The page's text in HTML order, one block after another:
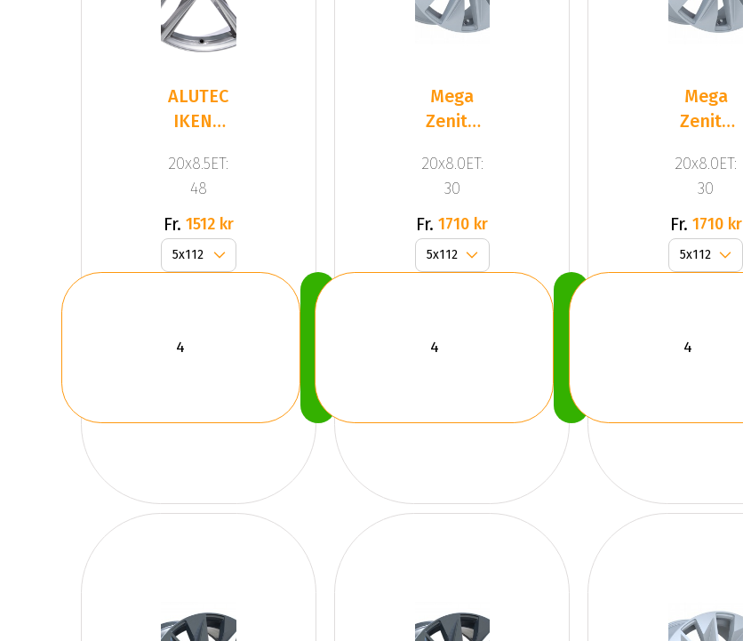
ALUTEC
IKENU
Gray
20x8.5ET:
48
Fr. 1512 kr
Mega
Zenith
Silver
20x8.0ET:
30
Fr. 1710 kr
Mega
Zenith
Silver
20x8.0ET:
30
Fr. 1710 kr